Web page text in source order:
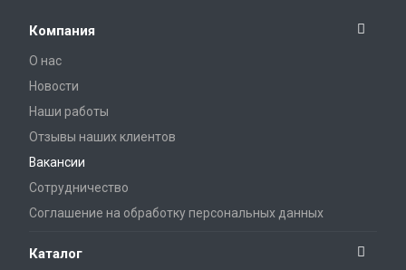
Компания
О нас
Новости
Наши работы
Отзывы наших клиентов
Вакансии
Сотрудничество
Соглашение на обработку персональных данных
Каталог